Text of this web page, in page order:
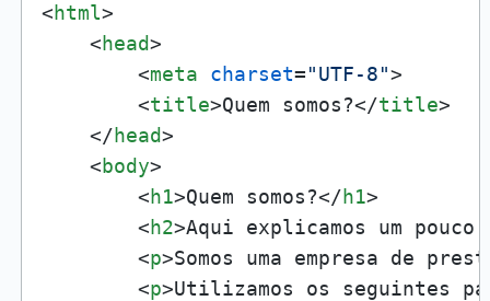
<html>
<head>
<meta charset="UTF-8">
<title>Quem somos?</title>
</head>
<body>
<h1>Quem somos?</h1>
<h2>Aqui explicamos um
<p>Somos uma empresa de
<p>Utilizamos os seguintes